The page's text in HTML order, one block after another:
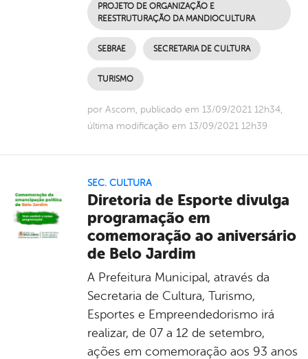
PROJETO DE ORGANIZAÇÃO E
REESTRUTURAÇÃO DA MANDIOCULTURA
SEBRAE SECRETARIA DE CULTURA
TURISMO
por Ascom, publicado em 13/09/2021 12h34,
última modificação em 13/09/2021 12h39
SEC. CULTURA
Diretoria de Esporte divulga
programação em
comemoração ao aniversário
de Belo Jardim
A Prefeitura Municipal, através da
Secretaria de Cultura, Turismo,
Esportes e Empreendedorismo irá
realizar, de 07 a 12 de setembro,
ações em comemoração aos 93 anos